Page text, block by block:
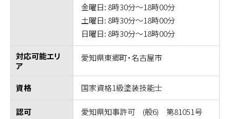
金曜日: 8時30分～18時00分
土曜日: 8時30分～18時00分
日曜日: 8時30分～18時00分
対応可能エリ
ア
愛知県東郷町・名古屋市
資格 国家資格1級塗装技能士
認可 愛知県知事許可 (般6) 第81051号